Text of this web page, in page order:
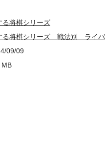
る将棋シリーズ
る将棋シリーズ 戦法別 ライバ
09/09